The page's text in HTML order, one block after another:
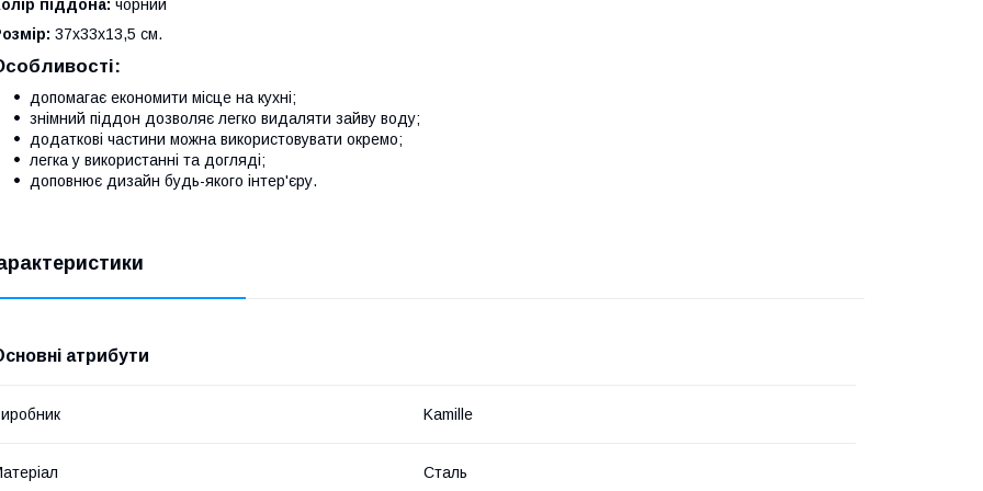
піддона: чорний
37х33х13,5 см.
допомагає економити місце на кухні;
знімний піддон дозволяє легко видаляти зайву воду;
додаткові частини можна використовувати окремо;
легка у використанні та догляді;
доповнює дизайн будь-якого інтер'єру.
атрибути
Kamille
Сталь